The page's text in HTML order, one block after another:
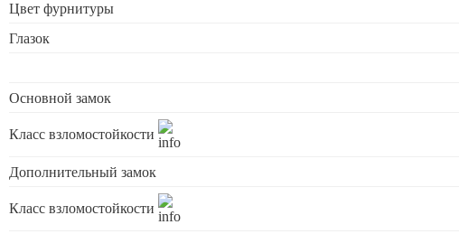
Цвет фурнитуры
Глазок
Основной замок
Класс взломостойкости
Дополнительный замок
Класс взломостойкости